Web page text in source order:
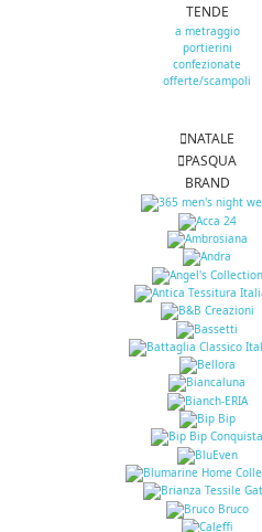
TENDE
a metraggio
portierini
confezionate
offerte/scampoli
NATALE
PASQUA
BRAND